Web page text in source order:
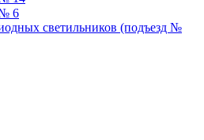
№ 6
светильников (подъезд №